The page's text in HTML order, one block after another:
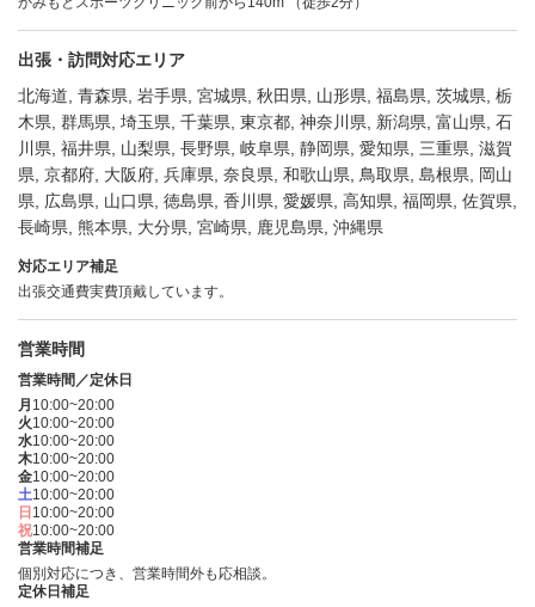
出張・訪問対応エリア
北海道, 青森県, 岩手県, 宮城県, 秋田県, 山形県, 福島県, 茨城県, 栃
木県, 群馬県, 埼玉県, 千葉県, 東京都, 神奈川県, 新潟県, 富山県, 石
川県, 福井県, 山梨県, 長野県, 岐阜県, 静岡県, 愛知県, 三重県, 滋賀
県, 京都府, 大阪府, 兵庫県, 奈良県, 和歌山県, 鳥取県, 島根県, 岡山
県, 広島県, 山口県, 徳島県, 香川県, 愛媛県, 高知県, 福岡県, 佐賀県,
長崎県, 熊本県, 大分県, 宮崎県, 鹿児島県, 沖縄県
対応エリア補足
出張交通費実費頂戴しています。
営業時間
営業時間／定休日
月 10:00~20:00
火10:00~20:00
水10:00~20:00
木10:00~20:00
金10:00~20:00
土10:00~20:00
日 10:00~20:00
祝10:00~20:00
営業時間補足
個別対応につき、営業時間外も応相談。
定休日補足